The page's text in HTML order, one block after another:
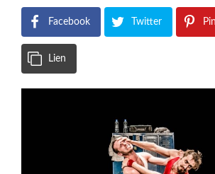
Facebook Twitter
Lien